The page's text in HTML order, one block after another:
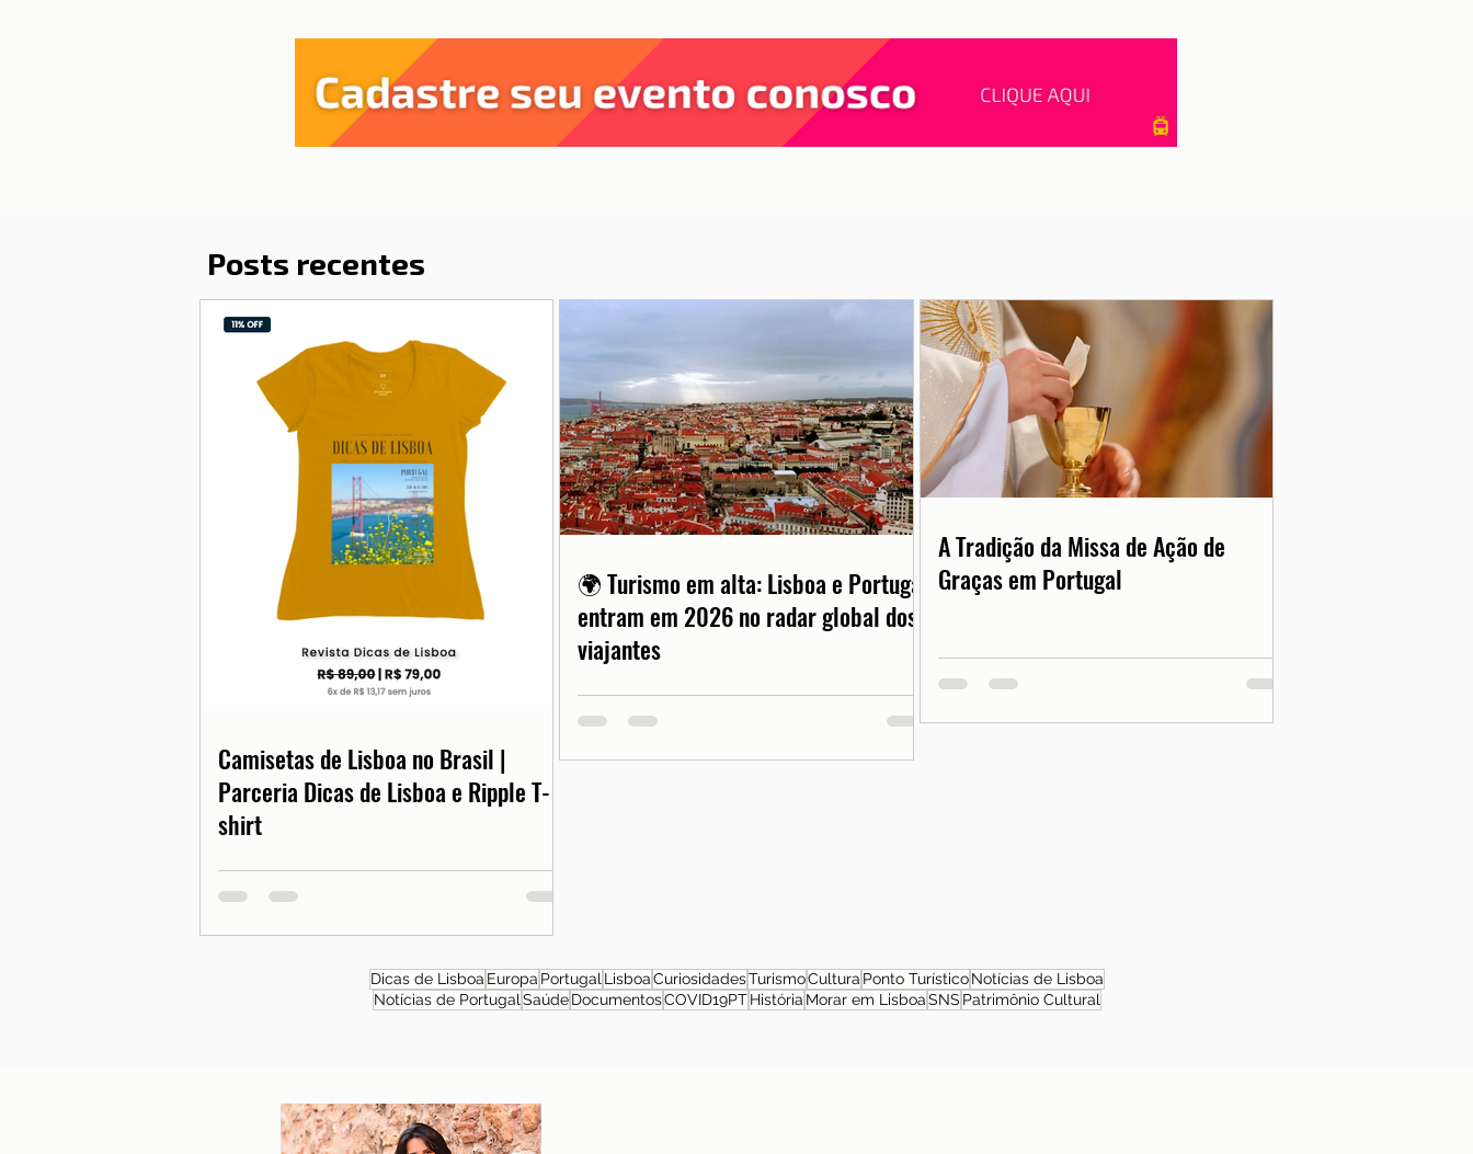
Posts recentes
Camisetas de Lisboa no Brasil |
Parceria Dicas de Lisboa e Ripple T-
shirt
🌍 Turismo em alta: Lisboa e Portugal
entram em 2026 no radar global dos
viajantes
A Tradição da Missa de Ação de
Graças em Portugal
Dicas de Lisboa Europa Portugal LisboaCuriosidadesTurismoCultura Ponto Turístico Notícias de Lisboa
Notícias de Portugal Saúde DocumentosCOVID19PT História Morar em LisboaSNS Patrimônio Cultural